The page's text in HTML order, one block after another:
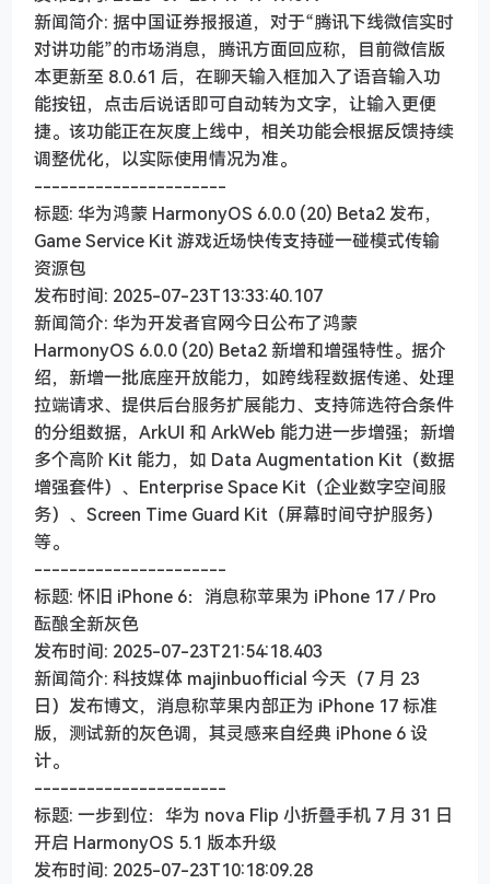
新闻简介: 据中国证券报报道，对于“腾讯下线微信实时
对讲功能”的市场消息，腾讯方面回应称，目前微信版
本更新至 8.0.61 后，在聊天输入框加入了语音输入功
能按钮，点击后说话即可自动转为文字，让输入更便
捷。该功能正在灰度上线中，相关功能会根据反馈持续
调整优化，以实际使用情况为准。
----------------------
标题: 华为鸿蒙 HarmonyOS 6.0.0 (20) Beta2 发布，
Game Service Kit 游戏近场快传支持碰一碰模式传输
资源包
发布时间: 2025-07-23T13:33:40.107
新闻简介: 华为开发者官网今日公布了鸿蒙
HarmonyOS 6.0.0 (20) Beta2 新增和增强特性。据介
绍，新增一批底座开放能力，如跨线程数据传递、处理
拉端请求、提供后台服务扩展能力、支持筛选符合条件
的分组数据，ArkUI 和 ArkWeb 能力进一步增强；新增
多个高阶 Kit 能力，如 Data Augmentation Kit（数据
增强套件）、Enterprise Space Kit（企业数字空间服
务）、Screen Time Guard Kit（屏幕时间守护服务）
等。
----------------------
标题: 怀旧 iPhone 6：消息称苹果为 iPhone 17 / Pro
酝酿全新灰色
发布时间: 2025-07-23T21:54:18.403
新闻简介: 科技媒体 majinbuofficial 今天（7 月 23
日）发布博文，消息称苹果内部正为 iPhone 17 标准
版，测试新的灰色调，其灵感来自经典 iPhone 6 设
计。
----------------------
标题: 一步到位：华为 nova Flip 小折叠手机 7 月 31 日
开启 HarmonyOS 5.1 版本升级
发布时间: 2025-07-23T10:18:09.28